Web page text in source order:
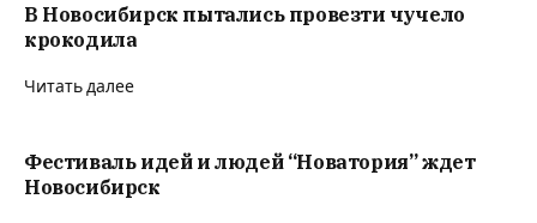
В Новосибирск пытались провезти чучело
крокодила
Читать далее
Фестиваль идей и людей “Новатория” ждет
Новосибирск